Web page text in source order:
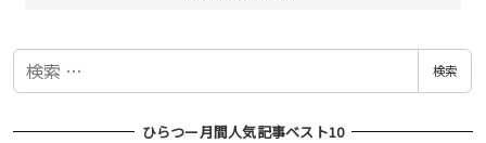
検
検索
ひらつー月間人気記事ベスト10